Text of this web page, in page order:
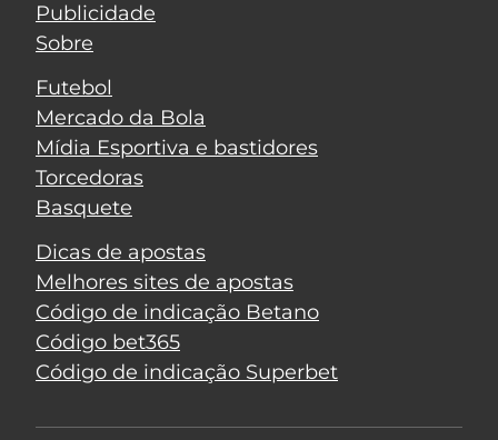
Publicidade
Sobre
Futebol
Mercado da Bola
Mídia Esportiva e bastidores
Torcedoras
Basquete
Dicas de apostas
Melhores sites de apostas
Código de indicação Betano
Código bet365
Código de indicação Superbet